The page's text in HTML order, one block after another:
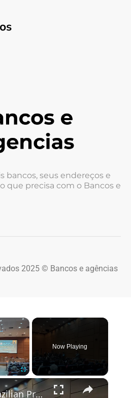
bancos, seus endereços e
que precisa com o Bancos e
2025 © Bancos e agências
×
Fullscreen
Now Playing
×
Brazil: Brazilian President Lula hosts WHO chief Tedros in Rio.